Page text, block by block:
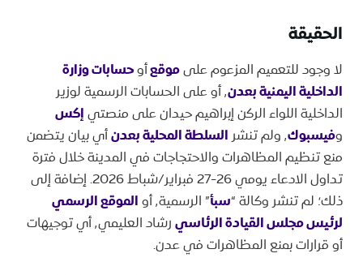
الحقيقة
لا وجود للتعميم المزعوم علىموقعأوحسابات وزارة
الداخلية اليمنية بعدن ٬ أو على الحسابات الرسمية لوزير
الداخلية اللواء الركن إبراهيم حيدان على منصتيإكس
وفيسبوك٬ ولم تنشر السلطة المحلية بعدنأي بيان يتضمن
منع تنظيم المظاهرات والاحتجاجات في المدينة خلال فترة
تداول الادعاء يومي 26-27 فبراير/شباط 2026. إضافة إلى
ذلك؛ لم تنشر وكالة “سبأ” الرسمية٬ أو
الموقع الرسمي
لرئيس مجلس القيادة الرئاسي
رشاد العليمي٬ أي توجيهات
أو قرارات بمنع المظاهرات في عدن.